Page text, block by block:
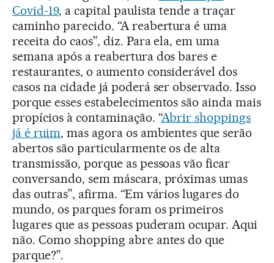
Covid-19, a capital paulista tende a traçar
caminho parecido. “A reabertura é uma
receita do caos”, diz. Para ela, em uma
semana após a reabertura dos bares e
restaurantes, o aumento considerável dos
casos na cidade já poderá ser observado. Isso
porque esses estabelecimentos são ainda mais
propícios à contaminação. “Abrir shoppings
já é ruim, mas agora os ambientes que serão
abertos são particularmente os de alta
transmissão, porque as pessoas vão ficar
conversando, sem máscara, próximas umas
das outras”, afirma. “Em vários lugares do
mundo, os parques foram os primeiros
lugares que as pessoas puderam ocupar. Aqui
não. Como shopping abre antes do que
parque?”.